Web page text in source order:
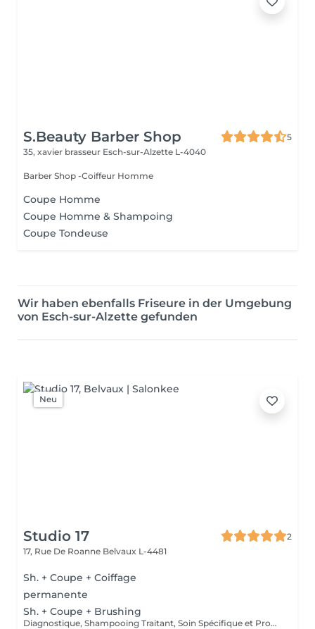
S.Beauty Barber Shop
5
35, xavier brasseur Esch-sur-Alzette L-4040
Barber Shop -Coiffeur Homme
Coupe Homme
Coupe Homme & Shampoing
Coupe Tondeuse
Wir haben ebenfalls Friseure in der Umgebung
von Esch-sur-Alzette gefunden
Neu
Studio 17
2
17, Rue De Roanne Belvaux L-4481
Sh. + Coupe + Coiffage
permanente
Sh. + Coupe + Brushing
Diagnostique, Shampooing Traitant, Soin Spécifique et Produits Coiffants inclus